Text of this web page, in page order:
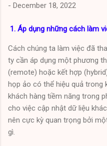
- December 18, 2022
1. Áp dụng những cách làm
Cách chúng ta làm việc đã
ty cần áp dụng một phương
(remote) hoặc kết hợp
họp ảo có thể hiệu quả trong
khách hàng tiềm năng trong
cho việc cập nhật dữ liệu
nên cực kỳ quan trọng bởi
gì.